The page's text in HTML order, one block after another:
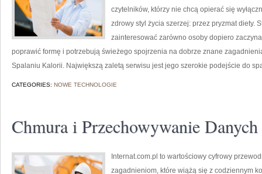
czytelników, którzy nie chcą opierać się
zdrowy styl życia szerzej: przez pryzmat diety.
zainteresować zarówno osoby dopiero
poprawić formę i potrzebują świeżego spojrzenia na dobrze znane
Spalaniu Kalorii. Największą zaletą serwisu jest jego szerokie podejście do
CATEGORIES: NOWE TECHNOLOGIE
Chmura i Przechowywanie Danych
Internat.com.pl to wartościowy cyfrowy
zagadnieniom, które wiążą się z codziennym